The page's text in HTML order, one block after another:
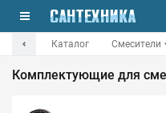
Каталог Смесители
Комплектующие для